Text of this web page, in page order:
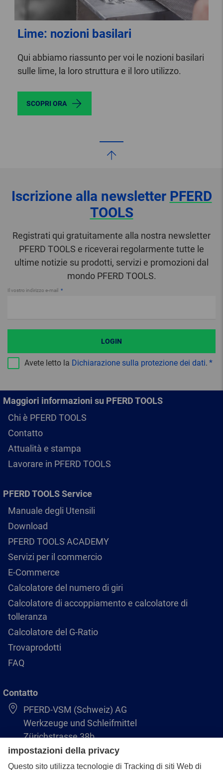
Lime: nozioni basilari
Qui abbiamo riassunto per voi le nozioni basilari
sulle lime, la loro struttura e il loro utilizzo.
SCOPRI ORA
Iscrizione alla newsletter PFERD
TOOLS
Registrati qui gratuitamente alla nostra newsletter
PFERD TOOLS e riceverai regolarmente tutte le
ultime notizie su prodotti, servizi e promozioni dal
mondo PFERD TOOLS.
Il vostro indirizzo e-mail
Avete letto la Dichiarazione sulla protezione dei dati.
LOGIN
Maggiori informazioni su PFERD TOOLS
Chi è PFERD TOOLS
Contatto
Attualità e stampa
Lavorare in PFERD TOOLS
PFERD TOOLS Service
Manuale degli Utensili
Download
PFERD TOOLS ACADEMY
Servizi per il commercio
E-Commerce
Calcolatore del numero di giri
Calcolatore di accoppiamento e calcolatore di
tolleranza
Calcolatore del G-Ratio
Trovaprodotti
FAQ
Contatto
PFERD-VSM (Schweiz) AG
Werkzeuge und Schleifmittel
Zürichstrasse 38b
8306 Brüttisellen